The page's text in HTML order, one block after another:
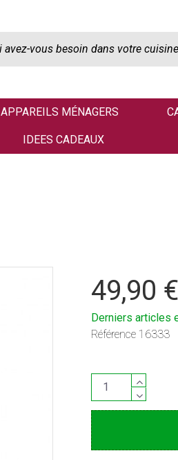
APPAREILS MÉNAGERS
IDEES CADEAUX
49,90 €
Derniers articles
Référence 16333